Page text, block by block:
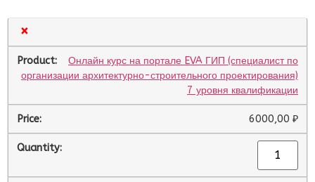
×
Онлайн курс на портале EVA ГИП (специалист по
организации архитектурно-строительного проектирования)
7 уровня квалификации
6000,00 ₽